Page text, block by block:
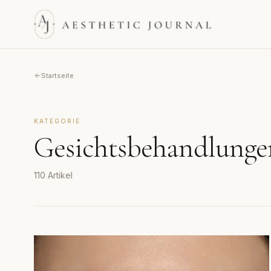
Startseite
KATEGORIE
110 Artikel